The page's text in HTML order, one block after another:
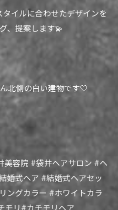
イルに合わせたデザインを
、提案します💫
北側の白い建物です🤍
容院 #袋井ヘアサロン #ヘ
婚式ヘア #結婚式ヘアセッ
ングカラー #ホワイトカラ